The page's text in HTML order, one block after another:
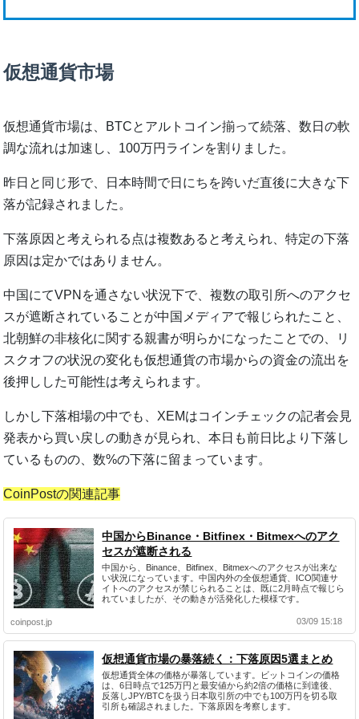
仮想通貨市場
仮想通貨市場は、BTCとアルトコイン揃って続落、数日の軟
調な流れは加速し、100万円ラインを割りました。
昨日と同じ形で、日本時間で日にちを跨いだ直後に大きな下
落が記録されました。
下落原因と考えられる点は複数あると考えられ、特定の下落
原因は定かではありません。
中国にてVPNを通さない状況下で、複数の取引所へのアクセ
スが遮断されていることが中国メディアで報じられたこと、
北朝鮮の非核化に関する親書が明らかになったことでの、リ
スクオフの状況の変化も仮想通貨の市場からの資金の流出を
後押しした可能性は考えられます。
しかし下落相場の中でも、XEMはコインチェックの記者会見
発表から買い戻しの動きが見られ、本日も前日比より下落し
ているものの、数%の下落に留まっています。
CoinPostの関連記事
中国からBinance・Bitfinex・Bitmexへのアク
セスが遮断される
中国から、Binance、Bitfinex、Bitmexへのアクセスが出来な
い状況になっています。中国内外の全仮想通貨、ICO関連サ
イトへのアクセスが禁じられることは、既に2月時点で報じら
れていましたが、その動きが活発化した模様です。
coinpost.jp 03/09 15:18
仮想通貨市場の暴落続く：下落原因5選まとめ
仮想通貨全体の価格が暴落しています。ビットコインの価格
は、6日時点で125万円と最安値から約2倍の価格に到達後、
反落しJPY/BTCを扱う日本取引所の中でも100万円を切る取
引所も確認されました。下落原因を考察します。